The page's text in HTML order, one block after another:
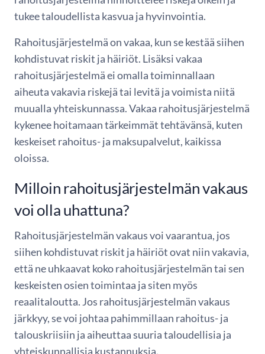
tukee taloudellista kasvua ja hyvinvointia.
Rahoitusjärjestelmä on vakaa, kun se kestää siihen
kohdistuvat riskit ja häiriöt. Lisäksi vakaa
rahoitusjärjestelmä ei omalla toiminnallaan
aiheuta vakavia riskejä tai levitä ja voimista niitä
muualla yhteiskunnassa. Vakaa rahoitusjärjestelmä
kykenee hoitamaan tärkeimmät tehtävänsä, kuten
keskeiset rahoitus- ja maksupalvelut, kaikissa
oloissa.
Milloin rahoitusjärjestelmän vakaus
voi olla uhattuna?
Rahoitusjärjestelmän vakaus voi vaarantua, jos
siihen kohdistuvat riskit ja häiriöt ovat niin vakavia,
että ne uhkaavat koko rahoitusjärjestelmän tai sen
keskeisten osien toimintaa ja siten myös
reaalitaloutta. Jos rahoitusjärjestelmän vakaus
järkkyy, se voi johtaa pahimmillaan rahoitus- ja
talouskriisiin ja aiheuttaa suuria taloudellisia ja
yhteiskunnallisia kustannuksia.